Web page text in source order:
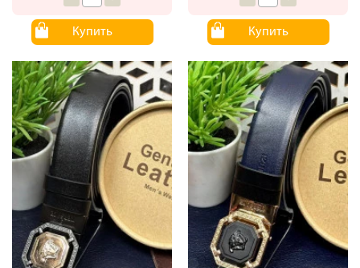
Купить Купить